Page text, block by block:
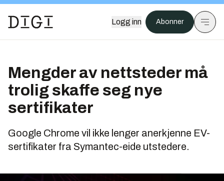
Logg inn Abonner
Mengder av nettsteder må
trolig skaffe seg nye
sertifikater
Google Chrome vil ikke lenger anerkjenne EV-
sertifikater fra Symantec-eide utstedere.